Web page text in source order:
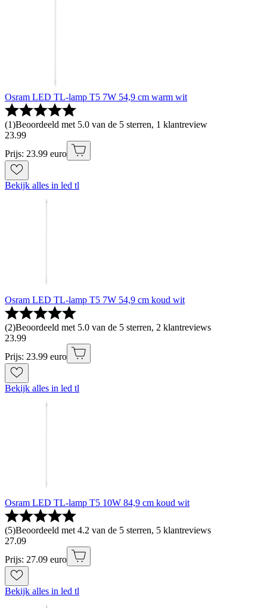
Osram LED TL-lamp T5 7W 54,9 cm warm wit
(1)Beoordeeld met 5.0 van de 5 sterren, 1 klantreview
23.99
Prijs: 23.99 euro
Bekijk alles in led tl
Osram LED TL-lamp T5 7W 54,9 cm koud wit
(2)Beoordeeld met 5.0 van de 5 sterren, 2 klantreviews
23.99
Prijs: 23.99 euro
Bekijk alles in led tl
Osram LED TL-lamp T5 10W 84,9 cm koud wit
(5)Beoordeeld met 4.2 van de 5 sterren, 5 klantreviews
27.09
Prijs: 27.09 euro
Bekijk alles in led tl